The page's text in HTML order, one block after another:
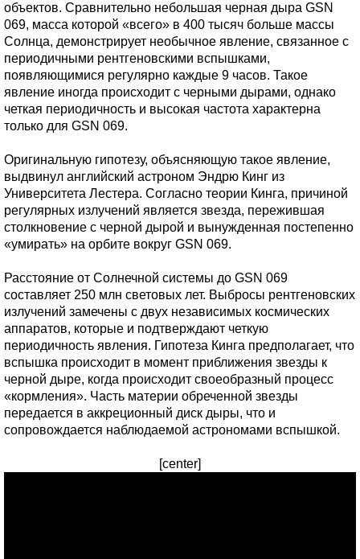
объектов. Сравнительно небольшая черная дыра GSN
069, масса которой «всего» в 400 тысяч больше массы
Солнца, демонстрирует необычное явление, связанное с
периодичными рентгеновскими вспышками,
появляющимися регулярно каждые 9 часов. Такое
явление иногда происходит с черными дырами, однако
четкая периодичность и высокая частота характерна
только для GSN 069.
Оригинальную гипотезу, объясняющую такое явление,
выдвинул английский астроном Эндрю Кинг из
Университета Лестера. Согласно теории Кинга, причиной
регулярных излучений является звезда, пережившая
столкновение с черной дырой и вынужденная постепенно
«умирать» на орбите вокруг GSN 069.
Расстояние от Солнечной системы до GSN 069
составляет 250 млн световых лет. Выбросы рентгеновских
излучений замечены с двух независимых космических
аппаратов, которые и подтверждают четкую
периодичность явления. Гипотеза Кинга предполагает, что
вспышка происходит в момент приближения звезды к
черной дыре, когда происходит своеобразный процесс
«кормления». Часть материи обреченной звезды
передается в аккреционный диск дыры, что и
сопровождается наблюдаемой астрономами вспышкой.
[center]